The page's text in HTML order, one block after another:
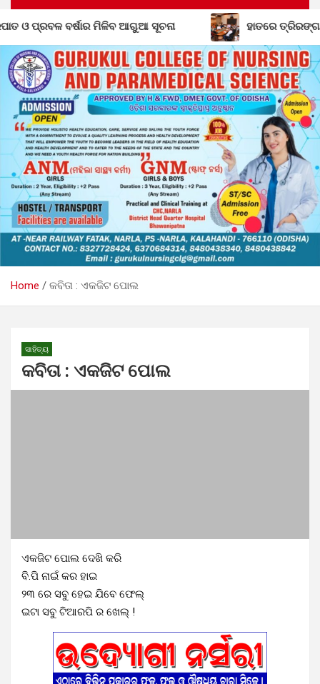
ହାତରେ ତ୍ରିରଙ୍ଗା, ମନରେ ଦେଶପ୍ରେମ: ୧୦ରେ
Home କବିତା : ଏକଜିଟ ପୋଲ
ସାହିତ୍ୟ
କବିତା : ଏକଜିଟ ପୋଲ
ଏକଜିଟ ପୋଲ ଦେଖି କରି
ବି.ପି ନାଇଁ କର ହାଇ
୨୩ ରେ ସବୁ ହେଇ ଯିବେ ଫେଲ୍
ଇଟା ସବୁ ଟିଆରପି ର ଖେଲ୍ !